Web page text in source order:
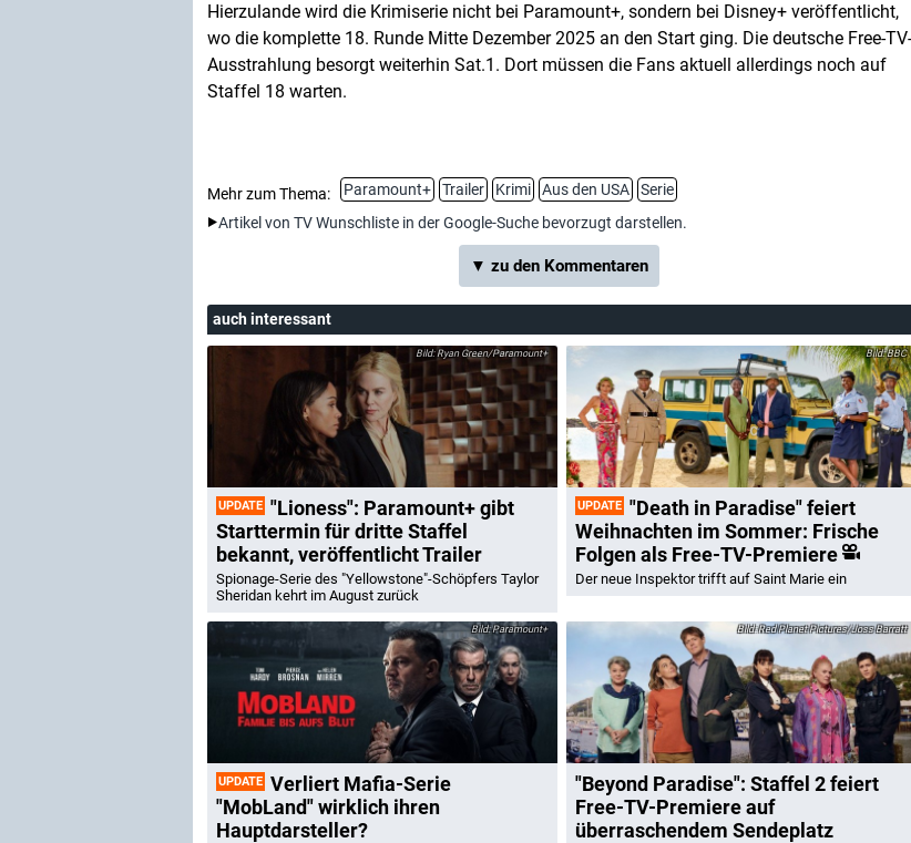
Hierzulande wird die Krimiserie nicht bei Paramount+, sondern bei Disney+ veröffentlicht,
wo die komplette 18. Runde Mitte Dezember 2025 an den Start ging. Die deutsche Free-TV-
Ausstrahlung besorgt weiterhin Sat.1. Dort müssen die Fans aktuell allerdings noch auf
Staffel 18 warten.
Mehr zum Thema: Paramount+ Trailer Krimi Aus den USA
Serie
Artikel von TV Wunschliste in der Google-Suche bevorzugt darstellen.
▼ zu den Kommentaren
auch interessant
Ryan Green/Paramount+
UPDATE "Lioness": Paramount+ gibt
Starttermin für dritte Staffel
bekannt, veröffentlicht Trailer
Spionage-Serie des "Yellowstone"-Schöpfers Taylor
Sheridan kehrt im August zurück
BBC
UPDATE "Death in Paradise" feiert
Weihnachten im Sommer: Frische
Folgen als Free-TV-Premiere
Der neue Inspektor trifft auf Saint Marie ein
Paramount+
UPDATE Verliert Mafia-Serie
"MobLand" wirklich ihren
Hauptdarsteller?
Red Planet Pictures/Joss Barratt
"Beyond Paradise": Staffel 2 feiert
Free-TV-Premiere auf
überraschendem Sendeplatz